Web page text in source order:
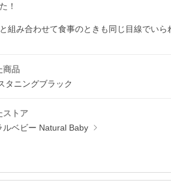
！
組み合わせて食事のときも同じ目線でい
商品
タニングブラック
ストア
ルベビー Natural Baby